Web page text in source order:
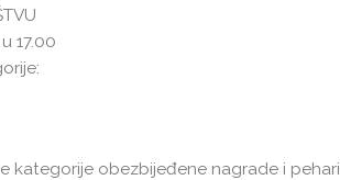
17.00
kategorije obezbijeđene nagrade i pehari.